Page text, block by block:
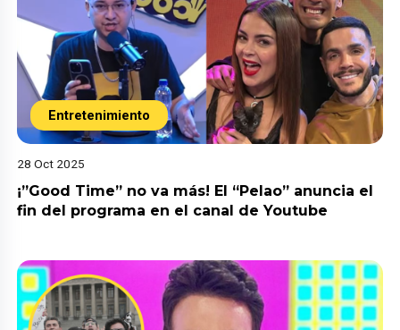
Entretenimiento
28 Oct 2025
¡”Good Time” no va más! El “Pelao” anuncia el
fin del programa en el canal de Youtube